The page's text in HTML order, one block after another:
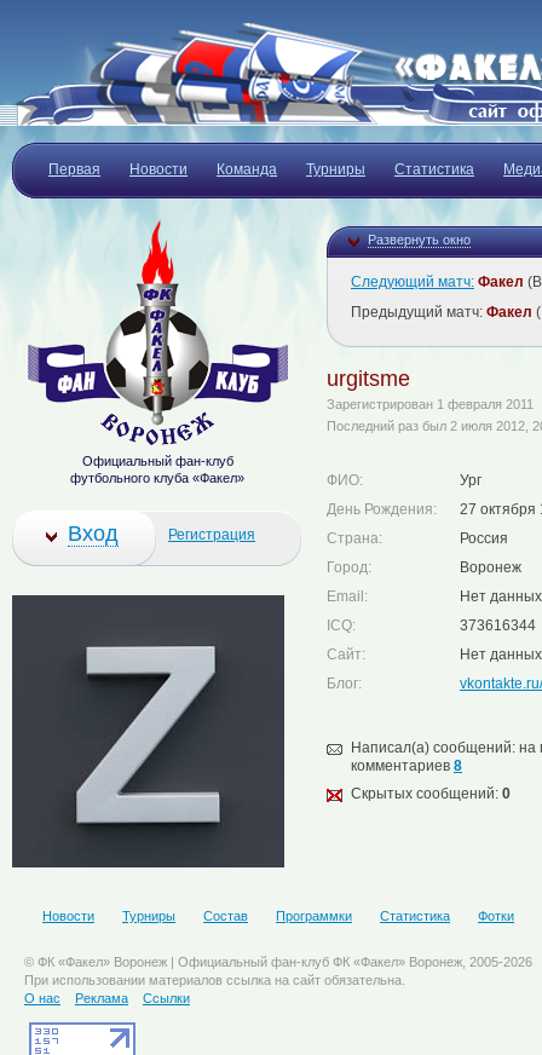
Первая Новости Команда Турниры Статистика
Развернуть окно
Следующий матч: Факел
Предыдущий матч: Факел
urgitsme
Зарегистрирован 1 февраля 2011
Последний раз был 2 июля 2012,
ФИО:
Ург
День Рождения:
27 октября
Страна:
Россия
Город:
Воронеж
Email:
Нет данных
ICQ:
373616344
Cайт:
Нет данных
Блог:
Написал(а) сообщений: на
комментариев 8
Скрытых сообщений: 0
Официальный фан-клуб
футбольного клуба «Факел»
Вход Регистрация
Новости Турниры Состав Программки Статистика Фотки
© ФК «Факел» Воронеж | Официальный фан-клуб ФК «Факел» Воронеж, 2005-2026
При использовании материалов ссылка на сайт обязательна.
О нас
Реклама Ссылки